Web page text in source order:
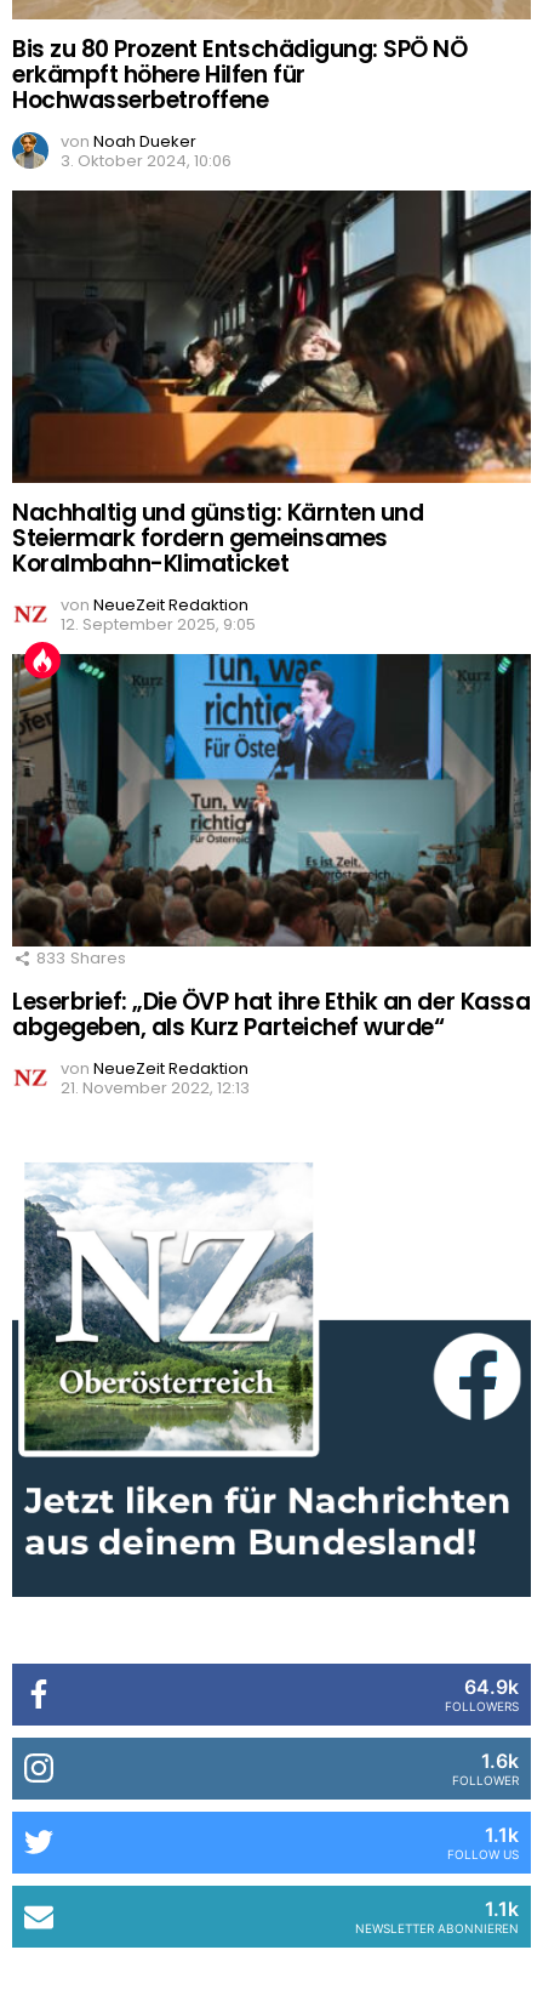
Bis zu 80 Prozent Entschädigung: SPÖ NÖ
erkämpft höhere Hilfen für
Hochwasserbetroffene
von Noah Dueker
3. Oktober 2024, 10:06
Nachhaltig und günstig: Kärnten und
Steiermark fordern gemeinsames
Koralmbahn-Klimaticket
von NeueZeit Redaktion
12. September 2025, 9:05
833 Shares
Leserbrief: „Die ÖVP hat ihre Ethik an der Kassa
abgegeben, als Kurz Parteichef wurde“
von NeueZeit Redaktion
21. November 2022, 12:13
64.9k
FOLLOWERS
1.6k
FOLLOWER
1.1k
FOLLOW US
1.1k
NEWSLETTER ABONNIEREN